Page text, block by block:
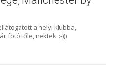
a helyi klubba,
fotó tőle, nektek. :-)))